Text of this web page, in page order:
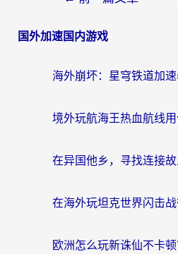
国外加速国内游戏